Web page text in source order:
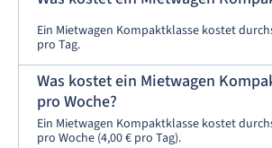
Ein Mietwagen Kompaktklasse kostet
pro Tag.
Was kostet ein Mietwagen
pro Woche?
Ein Mietwagen Kompaktklasse kostet
pro Woche (4,00 € pro Tag).